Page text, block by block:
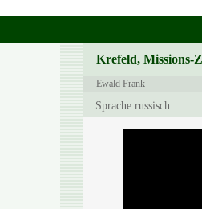
Krefeld, Missions-
Ewald Frank
Sprache russisch